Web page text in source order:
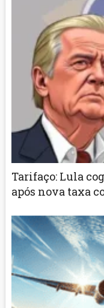
Tarifaço: Lula
após nova taxa